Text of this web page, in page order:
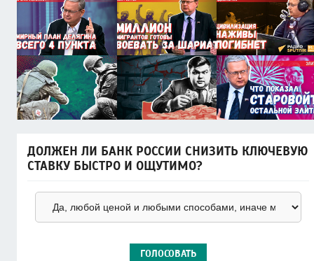
ДОЛЖЕН ЛИ БАНК РОССИИ СНИЗИТЬ КЛЮЧЕВУЮ
СТАВКУ БЫСТРО И ОЩУТИМО?
ГОЛОСОВАТЬ